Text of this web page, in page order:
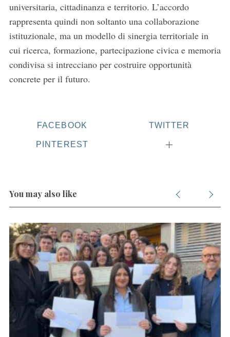
universitaria, cittadinanza e territorio. L’accordo
rappresenta quindi non soltanto una collaborazione
istituzionale, ma un modello di sinergia territoriale in
cui ricerca, formazione, partecipazione civica e memoria
condivisa si intrecciano per costruire opportunità
concrete per il futuro.
FACEBOOK TWITTER
PINTEREST
You may also like